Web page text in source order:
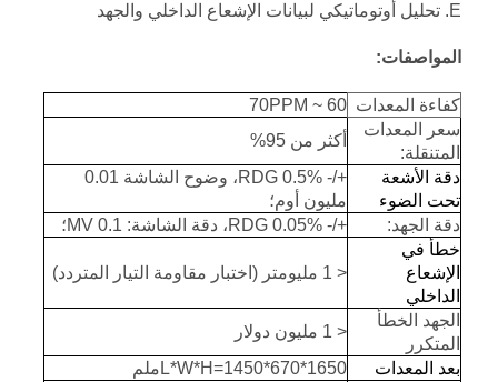
E. تحليل أوتوماتيكي لبيانات الإشعاع الداخلي والجهد
المواصفات:
كفاءة المعدات 60 ~ 70PPM
سعر المعدات
المتنقلة:
أكثر من 95%
دقة الأشعة
تحت الضوء
+/- 0.5% RDG، وضوح الشاشة 0.01
مليون أوم؛
دقة الجهد:
+/- 0.05% RDG، دقة الشاشة: 0.1 MV؛
خطأ في
الإشعاع
الداخلي
< 1 مليومتر (اختبار مقاومة التيار المتردد)
الجهد الخطأ
المتكرر
< 1 مليون دولار
بعد المعدات
L*W*H=1450*670*1650ملم